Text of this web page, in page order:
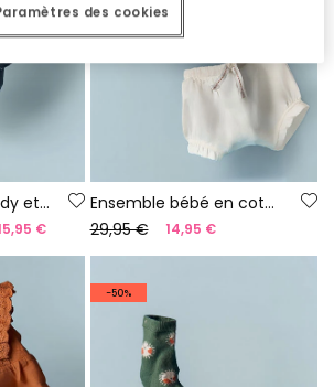
Ensemble bébé body et salopette en denim
€
Ensemble bébé en coton blanc
29,95 €
14,95 €
-50%
des cookies